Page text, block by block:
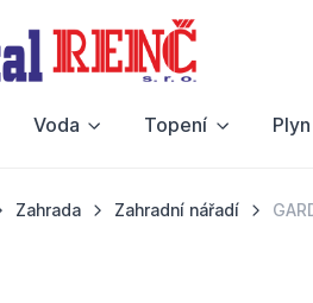
Voda Topení Plyn
Zahrada Zahradní nářadí